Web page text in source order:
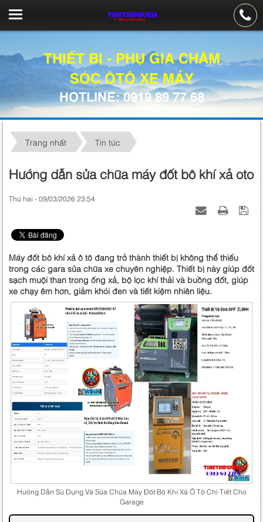
THIẾT BỊ - PHỤ GIA CHĂM
SÓC ÔTÔ XE MÁY
HOTLINE: 0919 89 77 68
Trang nhất Tin tức
Hướng dẫn sửa chữa máy đốt bô khí xả oto
Thứ hai - 09/03/2026 23:54
Máy đốt bô khí xả ô tô đang trở thành thiết bị không thể thiếu
trong các gara sửa chữa xe chuyên nghiệp. Thiết bị này giúp đốt
sạch muội than trong ống xả, bộ lọc khí thải và buồng đốt, giúp
xe chạy êm hơn, giảm khói đen và tiết kiệm nhiên liệu.
Hướng Dẫn Sử Dụng Và Sửa Chữa Máy Đốt Bô Khí Xả Ô Tô Chi Tiết Cho
Garage